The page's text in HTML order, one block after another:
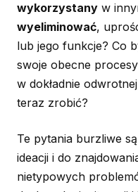
wykorzystany w
wyeliminować,
lub jego funkcje? Co
swoje obecne
w dokładnie
teraz zrobić?
Te pytania burzliwe
ideacji i do
nietypowych